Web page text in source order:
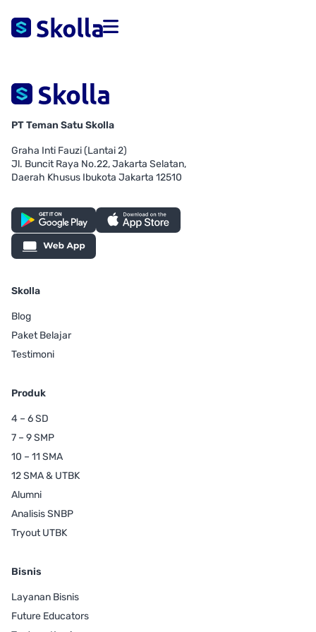
PT Teman Satu Skolla
Graha Inti Fauzi (Lantai 2)
Jl. Buncit Raya No.22, Jakarta Selatan,
Daerah Khusus Ibukota Jakarta 12510
Skolla
Blog
Paket Belajar
Testimoni
Produk
4 – 6 SD
7 – 9 SMP
10 – 11 SMA
12 SMA & UTBK
Alumni
Analisis SNBP
Tryout UTBK
Bisnis
Layanan Bisnis
Future Educators